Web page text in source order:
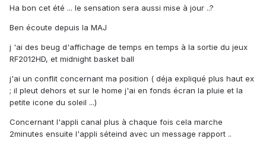
Ha bon cet été ... le sensation sera aussi mise à jour ..?
Ben écoute depuis la MAJ
j 'ai des beug d'affichage de temps en temps à la sortie du jeux
RF2012HD, et midnight basket ball
j'ai un conflit concernant ma position ( déja expliqué plus haut ex
; il pleut dehors et sur le home j'ai en fonds écran la pluie et la
petite icone du soleil ...)
Concernant l'appli canal plus à chaque fois cela marche
2minutes ensuite l'appli séteind avec un message rapport ..